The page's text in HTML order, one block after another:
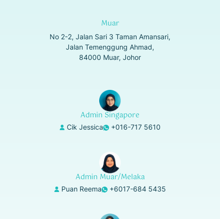
Muar
No 2-2, Jalan Sari 3 Taman Amansari,
Jalan Temenggung Ahmad,
84000 Muar, Johor
Admin Singapore
Cik Jessica +016-717 5610
Admin Muar/Melaka
Puan Reema +6017-684 5435